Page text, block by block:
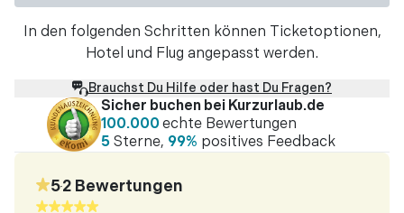
In den folgenden Schritten können Ticketoptionen,
Hotel und Flug angepasst werden.
Brauchst Du Hilfe oder hast Du Fragen?
Sicher buchen bei Kurzurlaub.de
100.000echte Bewertungen
5 Sterne, 99% positives Feedback
5•2 Bewertungen